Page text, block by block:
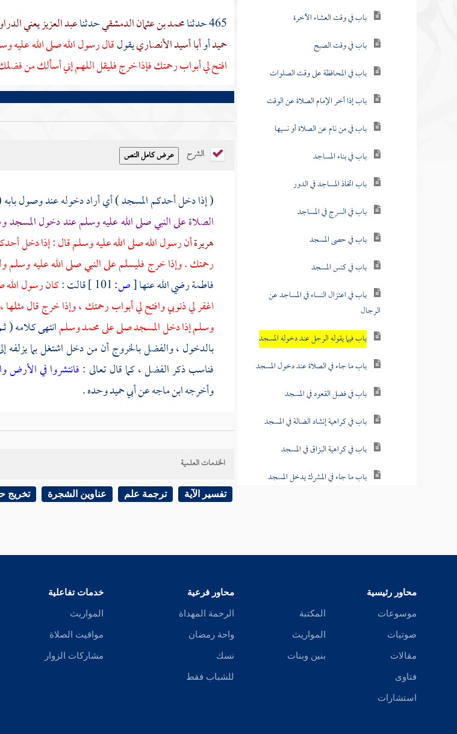
باب في وقت العشاء الآخرة
باب في وقت الصبح
باب في المحافظة على وقت الصلوات
باب إذا أخر الإمام الصلاة عن الوقت
باب في من نام عن الصلاة أو نسيها
باب في بناء المساجد
باب اتخاذ المساجد في الدور
باب في السرج في المساجد
باب في حصى المسجد
باب في كنس المسجد
باب في اعتزال النساء في المساجد عن
الرجال
باب فيما يقوله الرجل عند دخوله المسجد
باب ما جاء في الصلاة عند دخول المسجد
باب في فضل القعود في المسجد
باب في كراهية إنشاد الضالة في المسجد
باب في كراهية البزاق في المسجد
باب ما جاء في المشرك يدخل المسجد
باب متى يؤمر الغلام بالصلاة
باب كيف الأذان
465 حدثنا
محمد بن عثمان الدمشقيحدثناعبد العزيز يعني
حميدأوأبا أسيد الأنصارييقولقال رسول الله صلى الله عليه
افتح لي أبواب رحمتك فإذا خرج فليقل اللهم إني أسألك من
الشرح
( إذا دخل أحدكم المسجد ) أي أراد دخوله عند وصول
الصلاة على النبي صلى الله عليه وسلم عند دخول المسجد
هريرةأن رسول الله صلى الله عليه وسلم قال : إذا دخل
رحمتك . وإذا خرج فليسلم على النبي صلى الله عليه وسلم
فاطمةرضي الله عنها[ص: قالت :كان رسول الله
اغفر لي ذنوبي وافتح لي أبواب رحمتك ، وإذا خرج قال
وسلم إذا دخل المسجد صلى علىمحمدوسلمانتهى كلامه (
بالدخول ، والفضل بالخروج أن من دخل اشتغل بما يزلفه
فناسب ذكر الفضل ، كما قال تعالى :فانتشروا في الأرض
وأخرجهابن ماجهعنأبي حميدوحده .
الخدمات العلمية
تفسير الآية ترجمة علم عناوين الشجرة تخريج
محاور رئيسية
موسوعات
صوتيات
مقالات
فتاوى
استشارات
المكتبة
المواريث
بنين وبنات
محاور فرعية
الرحمة المهداة
واحة رمضان
نسك
للشباب فقط
خدمات تفاعلية
المواريث
مواقيت الصلاة
مشاركات الزوار